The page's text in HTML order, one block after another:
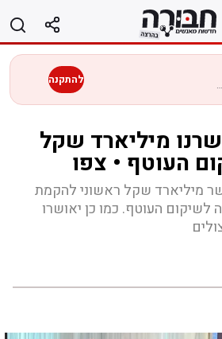
חדשות מאנשים — מהירה יותר בנייד להתקנה
מיליארד שקל
העוטף • צפו
מיליארד שקל ראשוני להקמת
לשיקום העוטף. כמו כן יאושרו